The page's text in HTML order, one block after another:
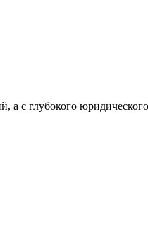
а с глубокого